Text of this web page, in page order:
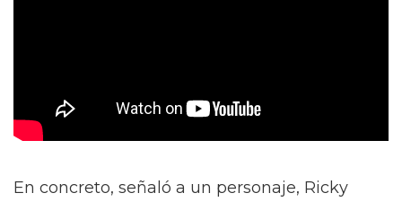
En concreto, señaló a un personaje, Ricky